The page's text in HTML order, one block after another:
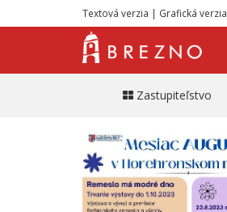
Textová verzia | Grafická verzia
Zastupiteľstvo